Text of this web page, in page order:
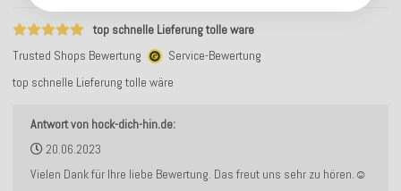
top schnelle Lieferung tolle ware
Trusted Shops Bewertung
Service-Bewertung
top schnelle Lieferung tolle wäre
Antwort von hock-dich-hin.de:
20.06.2023
Vielen Dank für Ihre liebe Bewertung. Das freut uns sehr zu hören.☺️